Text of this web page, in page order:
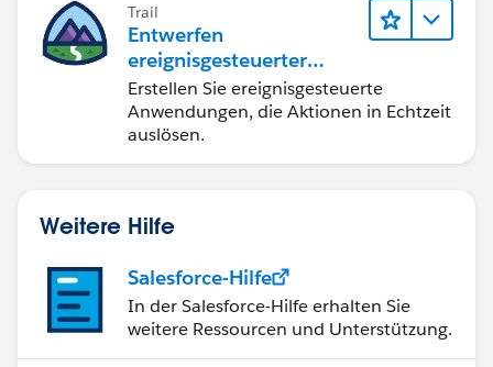
Trail
Entwerfen
ereignisgesteuerter
Anwendungen für
Integration in Echtzeit
Erstellen Sie ereignisgesteuerte
Anwendungen, die Aktionen in Echtzeit
auslösen.
Weitere Hilfe
Salesforce-Hilfe
In der Salesforce-Hilfe erhalten Sie
weitere Ressourcen und Unterstützung.